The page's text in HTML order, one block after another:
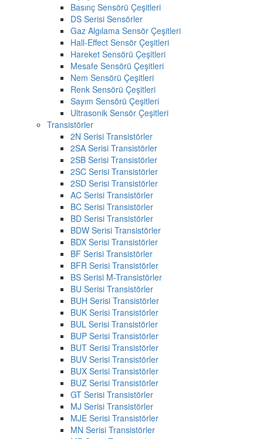
Basınç Sensörü Çeşitleri
DS Serisi Sensörler
Gaz Algılama Sensör Çeşitleri
Hall-Effect Sensör Çeşitleri
Hareket Sensörü Çeşitleri
Mesafe Sensörü Çeşitleri
Nem Sensörü Çeşitleri
Renk Sensörü Çeşitleri
Sayım Sensörü Çeşitleri
Ultrasonik Sensör Çeşitleri
Transistörler
2N Serisi Transistörler
2SA Serisi Transistörler
2SB Serisi Transistörler
2SC Serisi Transistörler
2SD Serisi Transistörler
AC Serisi Transistörler
BC Serisi Transistörler
BD Serisi Transistörler
BDW Serisi Transistörler
BDX Serisi Transistörler
BF Serisi Transistörler
BFR Serisi Transistörler
BS Serisi M-Transistörler
BU Serisi Transistörler
BUH Serisi Transistörler
BUK Serisi Transistörler
BUL Serisi Transistörler
BUP Serisi Transistörler
BUT Serisi Transistörler
BUV Serisi Transistörler
BUX Serisi Transistörler
BUZ Serisi Transistörler
GT Serisi Transistörler
MJ Serisi Transistörler
MJE Serisi Transistörler
MN Serisi Transistörler